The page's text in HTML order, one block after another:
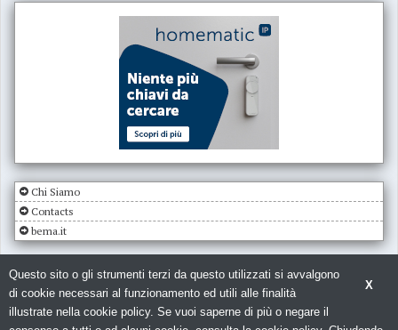
Chi Siamo
Contacts
bema.it
X
Questo sito o gli strumenti terzi da questo utilizzati si avvalgono
di cookie necessari al funzionamento ed utili alle finalità
illustrate nella cookie policy. Se vuoi saperne di più o negare il